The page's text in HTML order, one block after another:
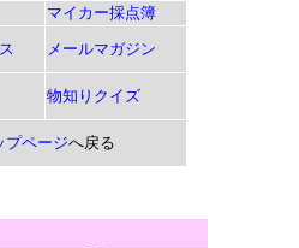
マイカー採点簿
メールマガジン
物知りクイズ
プページへ戻る